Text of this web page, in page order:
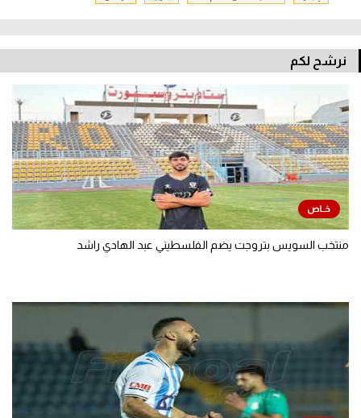
نرشح لكم
منتخب السويس بتروجت يضم الفلسطيني عبد الهادي راشد